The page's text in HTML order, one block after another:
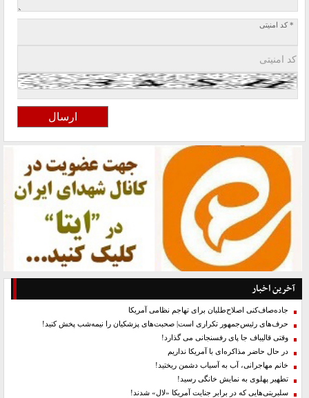
* کد امنیتی
آخرین اخبار
جاده‌صاف‌کنی اصلاح‌طلبان برای تهاجم نظامی آمریکا
حرف‌های رئیس‌جمهور تکراری است| صحبت‌های پزشکیان را نیمه‌شب پخش کنید!
وقتی قالیباف جا پای رفسنجانی می گذارد!
در حال حاضر مذاکره‌ای با آمریکا نداریم
خانم مهاجرانی، آب به آسیاب دشمن ریختید!
تطهیر پهلوی به نمایش خانگی رسید!
سلبریتی‌هایی که در برابر جنایت آمریکا «لال» شدند!